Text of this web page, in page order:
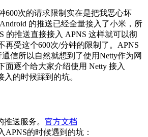
600次的请求限制实在是把我恶心坏
的推送已经全量接入了小米，所
的推送直接接入 APNS 这样就可以彻
再受这个600次/分钟的限制了。APNS
信所以自然就想到了使用Netty作为网
面逐个给大家介绍使用 Netty 接入
入的时候踩到的坑。
送服务。 官方文档
APNS的时候遇到的坑：